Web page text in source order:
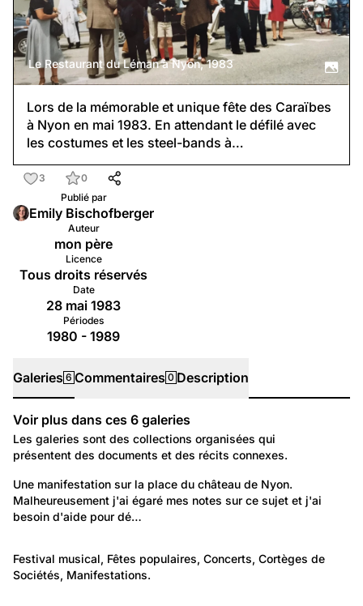
Le Restaurant du Léman à Nyon, 1983
Lors de la mémorable et unique fête des Caraïbes
à Nyon en mai 1983. En attendant le défilé avec
les costumes et les steel-bands à…
3
0
Publié par
Emily Bischofberger
Auteur
mon père
Licence
Tous droits réservés
Date
28 mai 1983
Périodes
1980 - 1989
Galeries 6 Commentaires 0 Description
Galeries
Voir plus dans ces 6 galeries
Les galeries sont des collections organisées qui
présentent des documents et des récits connexes.
Temps libre et culture: Loisirs
Manifestations Nyon
Une manifestation sur la place du château de Nyon.
Malheureusement j'ai égaré mes notes sur ce sujet et j'ai
besoin d'aide pour dé…
Temps libre et culture: Loisirs
Festivals, Concerts et Événements
Festival musical, Fêtes populaires, Concerts, Cortèges de
Sociétés, Manifestations.